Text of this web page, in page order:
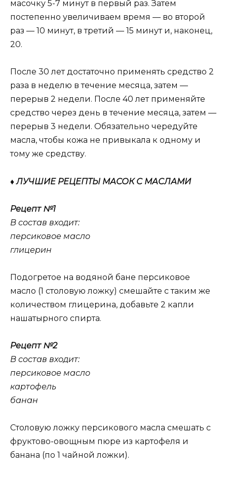
масочку 5-7 минут в первый раз. Затем
постепенно увеличиваем время — во второй
раз — 10 минут, в третий — 15 минут и, наконец,
20.
После 30 лет достаточно применять средство 2
раза в неделю в течение месяца, затем —
перерыв 2 недели. После 40 лет применяйте
средство через день в течение месяца, затем —
перерыв 3 недели. Обязательно чередуйте
масла, чтобы кожа не привыкала к одному и
тому же средству.
♦ ЛУЧШИЕ РЕЦЕПТЫ МАСОК С МАСЛАМИ
Рецепт №1
В состав входит:
персиковое масло
глицерин
Подогретое на водяной бане персиковое
масло (1 столовую ложку) смешайте с таким же
количеством глицерина, добавьте 2 капли
нашатырного спирта.
Рецепт №2
В состав входит:
персиковое масло
картофель
банан
Столовую ложку персикового масла смешать с
фруктово-овощным пюре из картофеля и
банана (по 1 чайной ложки).